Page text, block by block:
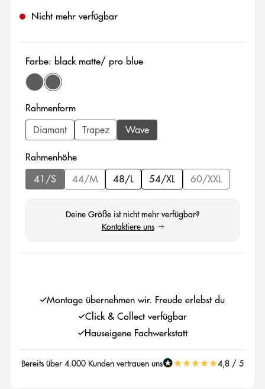
Nicht mehr verfügbar
Farbe: black matte/ pro blue
black matte/ nano grey
black matte/ pro blue
Rahmenformauswählen
Diamant Trapez Wave
Rahmenhöheauswählen
41/S(Diese Option ist zurzeit nicht verfügbar.)
44/M(Diese Option ist zurzeit nicht verfügbar.)
48/L 54/XL 60/XXL(Diese Option
Deine Größe ist nicht mehr verfügbar?
Kontaktiere uns
(öffnet in neuem Tab)
Montage übernehmen wir. Freude erlebst du
Click & Collect verfügbar
Hauseigene Fachwerkstatt
Bereits über 4.000 Kunden vertrauen uns 4,8 / 5